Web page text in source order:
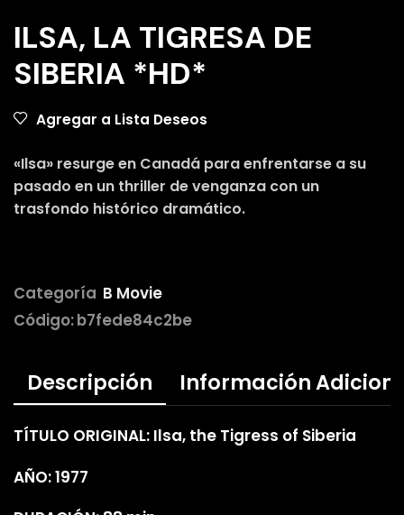
ILSA, LA TIGRESA DE
SIBERIA *HD*
Agregar a Lista Deseos
«Ilsa» resurge en Canadá para enfrentarse a su
pasado en un thriller de venganza con un
trasfondo histórico dramático.
Categoría B Movie
Código:b7fede84c2be
Descripción Información
TÍTULO ORIGINAL: Ilsa, the Tigress of Siberia
AÑO: 1977